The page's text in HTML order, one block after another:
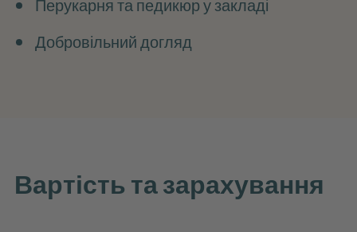
Перукарня та педикюр у закладі
Добровільний догляд
Вартість та зарахування